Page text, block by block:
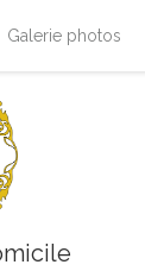
Galerie photos